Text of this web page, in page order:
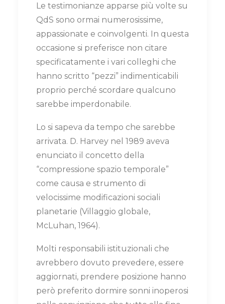
Le testimonianze apparse più volte su
QdS sono ormai numerosissime,
appassionate e coinvolgenti. In questa
occasione si preferisce non citare
specificatamente i vari colleghi che
hanno scritto “pezzi” indimenticabili
proprio perché scordare qualcuno
sarebbe imperdonabile.
Lo si sapeva da tempo che sarebbe
arrivata. D. Harvey nel 1989 aveva
enunciato il concetto della
“compressione spazio temporale”
come causa e strumento di
velocissime modificazioni sociali
planetarie (Villaggio globale,
McLuhan, 1964).
Molti responsabili istituzionali che
avrebbero dovuto prevedere, essere
aggiornati, prendere posizione hanno
però preferito dormire sonni inoperosi